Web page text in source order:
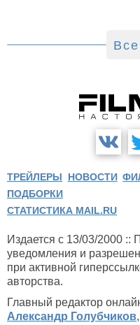
ТРЕЙЛЕРЫ НОВОСТИ
ПОДБОРКИ
СТАТИСТИКА MAIL.RU
Издается с 13/03/2000 ::
уведомления и
при активной
авторства.
Главный редактор
Александр Голубчиков